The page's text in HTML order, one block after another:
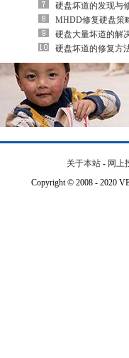
硬盘坏道的发现与
MHDD修复硬盘策
硬盘大量坏道的解
硬盘坏道的修复方
关于本站 - 网上
Copyright © 2008 - 2020